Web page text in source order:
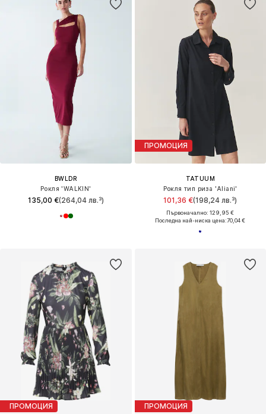
BWLDR
Рокля 'WALKIN'
135,00 €(264,04 лв.³)
ПРОМОЦИЯ
TATUUM
Рокля тип риза 'Aliani'
101,36 €(198,24 лв.³)
Първоначално: 129,95 €
Последна най-ниска цена:70,04 €
ПРОМОЦИЯ ПРОМОЦИЯ